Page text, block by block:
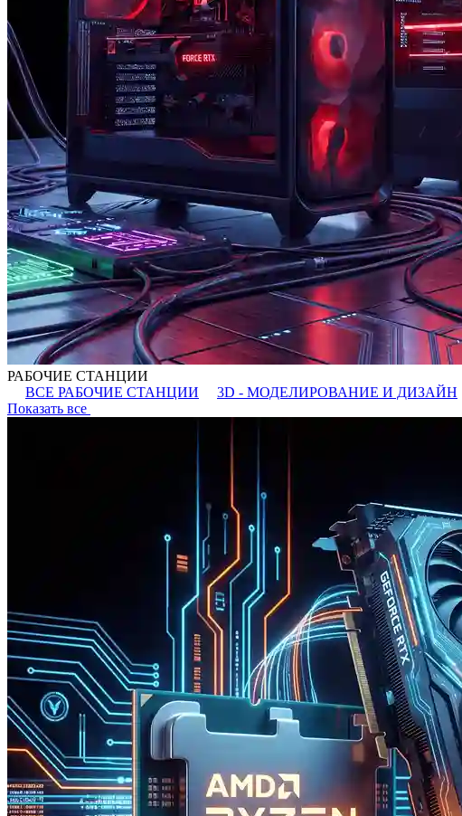
РАБОЧИЕ СТАНЦИИ
ВСЕ РАБОЧИЕ СТАНЦИИ
3D - МОДЕЛИРОВАНИЕ И ДИЗАЙН
Показать все